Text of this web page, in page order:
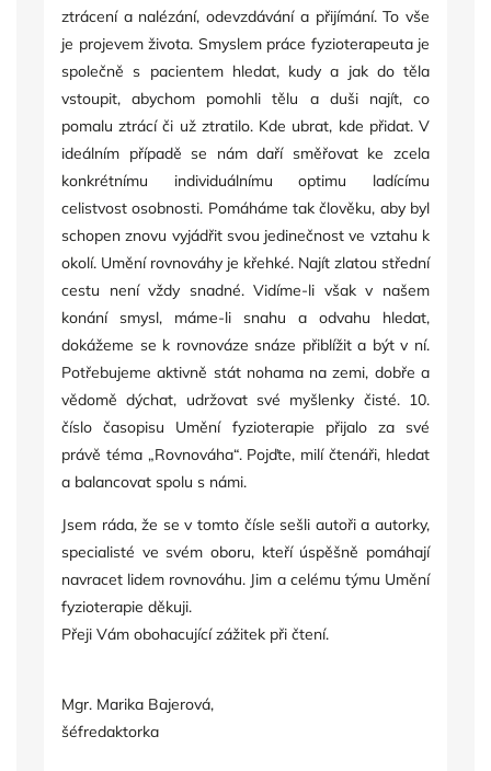
ztrácení a nalézání, odevzdávání a přijímání. To vše
je projevem života. Smyslem práce fyzioterapeuta je
společně s pacientem hledat, kudy a jak do těla
vstoupit, abychom pomohli tělu a duši najít, co
pomalu ztrácí či už ztratilo. Kde ubrat, kde přidat. V
ideálním případě se nám daří směřovat ke zcela
konkrétnímu individuálnímu optimu ladícímu
celistvost osobnosti. Pomáháme tak člověku, aby byl
schopen znovu vyjádřit svou jedinečnost ve vztahu k
okolí. Umění rovnováhy je křehké. Najít zlatou střední
cestu není vždy snadné. Vidíme-li však v našem
konání smysl, máme-li snahu a odvahu hledat,
dokážeme se k rovnováze snáze přiblížit a být v ní.
Potřebujeme aktivně stát nohama na zemi, dobře a
vědomě dýchat, udržovat své myšlenky čisté. 10.
číslo časopisu Umění fyzioterapie přijalo za své
právě téma „Rovnováha“. Pojďte, milí čtenáři, hledat
a balancovat spolu s námi.
Jsem ráda, že se v tomto čísle sešli autoři a autorky,
specialisté ve svém oboru, kteří úspěšně pomáhají
navracet lidem rovnováhu. Jim a celému týmu Umění
fyzioterapie děkuji.
Přeji Vám obohacující zážitek při čtení.
Mgr. Marika Bajerová,
šéfredaktorka